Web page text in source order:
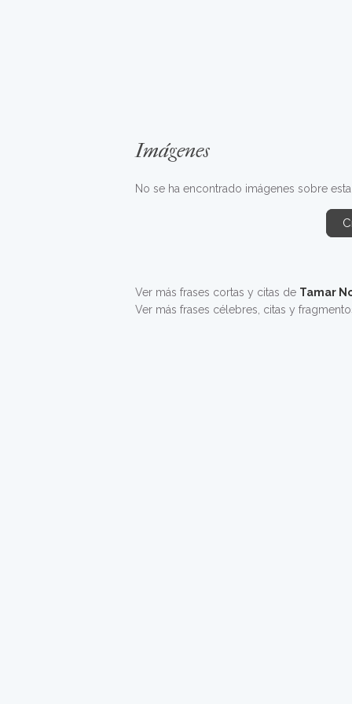
Imágenes
No se ha encontrado imágenes sobre esta
Ver más frases cortas y citas de Tamar
Ver más frases célebres, citas y